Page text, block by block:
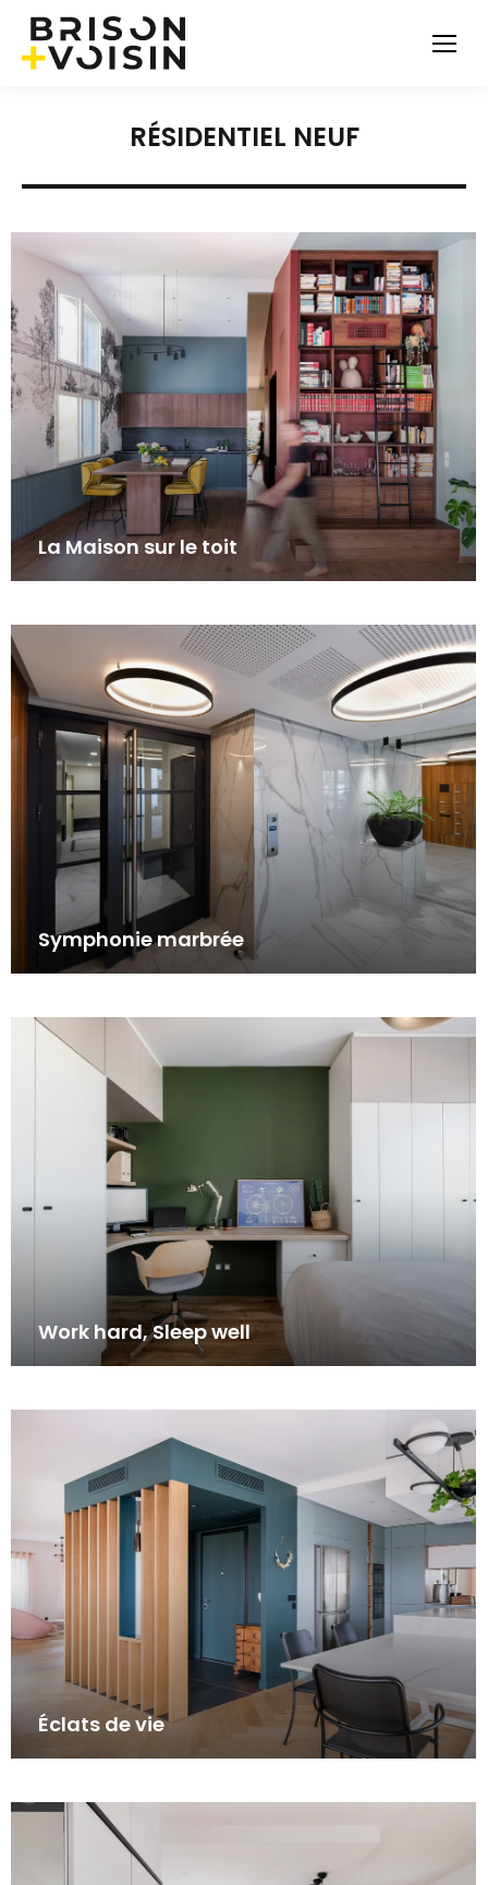
RÉSIDENTIEL NEUF
La Maison sur le toit
Symphonie marbrée
Work hard, Sleep well
Éclats de vie